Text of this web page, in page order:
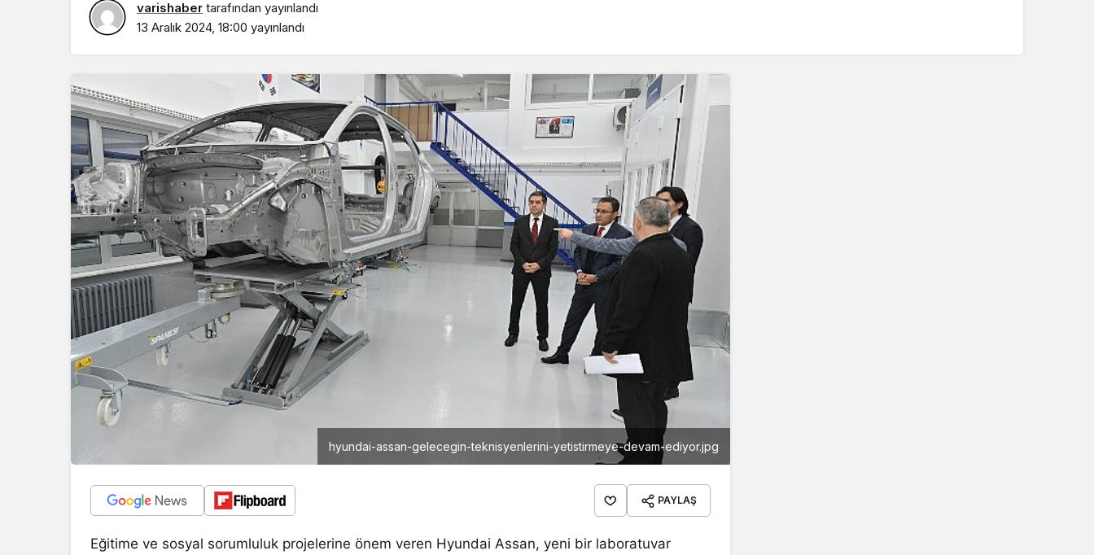
varishaber tarafından yayınlandı
13 Aralık 2024, 18:00 yayınlandı
hyundai-assan-gelecegin-teknisyenlerini-yetistirmeye-devam-ediyor.jpg
PAYLAŞ
Eğitime ve sosyal sorumluluk projelerine önem veren Hyundai Assan, yeni bir laboratuvar